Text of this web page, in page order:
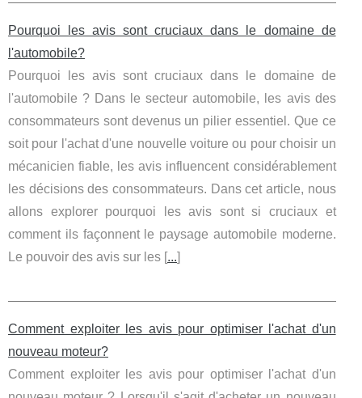
Pourquoi les avis sont cruciaux dans le domaine de
l'automobile?
Pourquoi les avis sont cruciaux dans le domaine de
l'automobile ? Dans le secteur automobile, les avis des
consommateurs sont devenus un pilier essentiel. Que ce
soit pour l'achat d'une nouvelle voiture ou pour choisir un
mécanicien fiable, les avis influencent considérablement
les décisions des consommateurs. Dans cet article, nous
allons explorer pourquoi les avis sont si cruciaux et
comment ils façonnent le paysage automobile moderne.
Le pouvoir des avis sur les [...]
Comment exploiter les avis pour optimiser l'achat d'un
nouveau moteur?
Comment exploiter les avis pour optimiser l'achat d'un